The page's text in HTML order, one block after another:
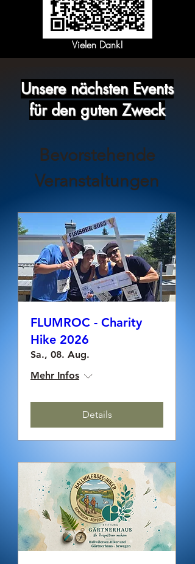
Vielen Dank!
Unsere nächsten Events
für den guten Zweck
Bevorstehende
Veranstaltungen
FLUMROC - Charity
Hike 2026
Sa., 08. Aug.
Mehr Infos
Details